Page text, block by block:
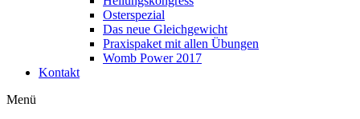
Osterspezial
Das neue Gleichgewicht
Praxispaket mit allen Übungen
Womb Power 2017
Kontakt
Menü